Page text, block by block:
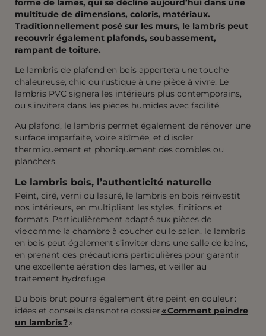
multitude de dimensions, coloris, matériaux.
Traditionnellement posé sur les murs, le lambris peut
recouvrir également plafonds, soubassement,
rampant de toiture.
Le lambris de plafond en bois apportera une touche
chaleureuse, chic ou rustique à une pièce à vivre. Le
lambris PVC signera les intérieurs plus contemporains,
ou s’invitera dans les pièces humides avec facilité.
Au plafond, le lambris permet également de rénover une
surface imparfaite, voire abîmée, et d’isoler
thermiquement et phoniquement des combles ou
planchers.
Le lambris bois, l’authenticité naturelle
Peint, ciré, verni ou lasuré, le lambris en bois réinvestit
nos intérieurs, en multipliant les styles, finitions et
formats. Particulièrement adapté aux pièces de
vie comme la chambre à coucher ou le salon, le lambris
en bois peut également s’inviter dans une salle de bains,
en prenant des précautions particulières pour garantir
une excellente aération des lames, et veiller au
traitement hydrofuge.
Du bois brut pourra également être peint en couleur :
idées et conseils dans notre dossier« Comment peindre
un lambris ?»